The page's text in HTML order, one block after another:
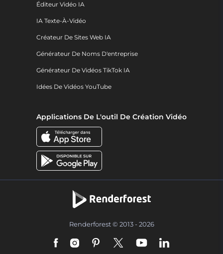
Éditeur Vidéo IA
IA Texte-À-Vidéo
Créateur De Sites Web IA
Générateur De Noms D'entreprise
Générateur De Vidéos TikTok IA
Idées De Vidéos YouTube
Applications De L'outil De Création Vidéo
Renderforest © 2013 - 2026